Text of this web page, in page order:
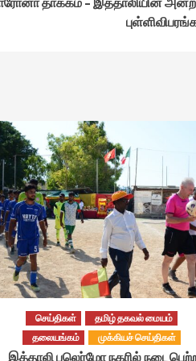
செய்திகள்
தமிழ் தகவல் மையம்
தலையங்கம்
முக்கியச் செய்திகள்
இத்தாலி பலெர்மோ நகரில்